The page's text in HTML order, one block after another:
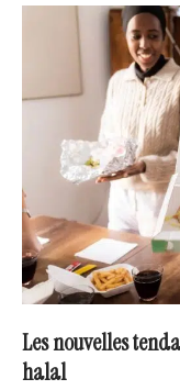
Les nouvelles
halal